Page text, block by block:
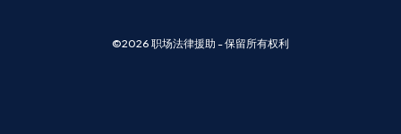
©2026 职场法律援助 - 保留所有权利